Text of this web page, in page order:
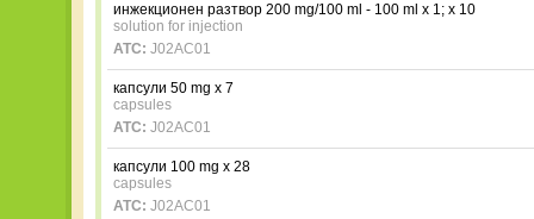
инжекционен разтвор 200 mg/100 ml - 100 ml x 1; x 10
solution for injection
ATC: J02AC01
капсули 50 mg x 7
capsules
ATC: J02AC01
капсули 100 mg x 28
capsules
ATC: J02AC01